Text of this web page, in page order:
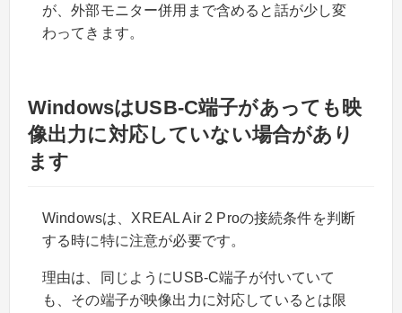
が、外部モニター併用まで含めると話が少し変
わってきます。
WindowsはUSB-C端子があっても映
像出力に対応していない場合があり
ます
Windowsは、XREAL Air 2 Proの接続条件を判断
する時に特に注意が必要です。
理由は、同じようにUSB-C端子が付いていて
も、その端子が映像出力に対応しているとは限